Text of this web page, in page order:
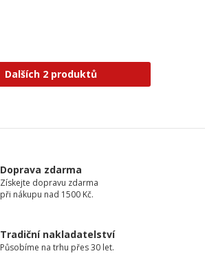
Dalších 2 produktů
Doprava zdarma
Získejte dopravu zdarma
při nákupu nad 1500 Kč.
Tradiční nakladatelství
Působíme na trhu přes 30 let.